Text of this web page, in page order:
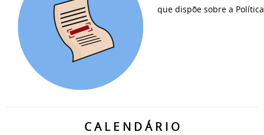
que dispõe sobre a
C A L E N D Á R I O